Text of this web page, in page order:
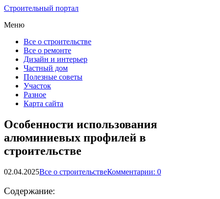
Строительный портал
Меню
Все о строительстве
Все о ремонте
Дизайн и интерьер
Частный дом
Полезные советы
Участок
Разное
Карта сайта
Особенности использования
алюминиевых профилей в
строительстве
02.04.2025Все о строительствеКомментарии: 0
Содержание: